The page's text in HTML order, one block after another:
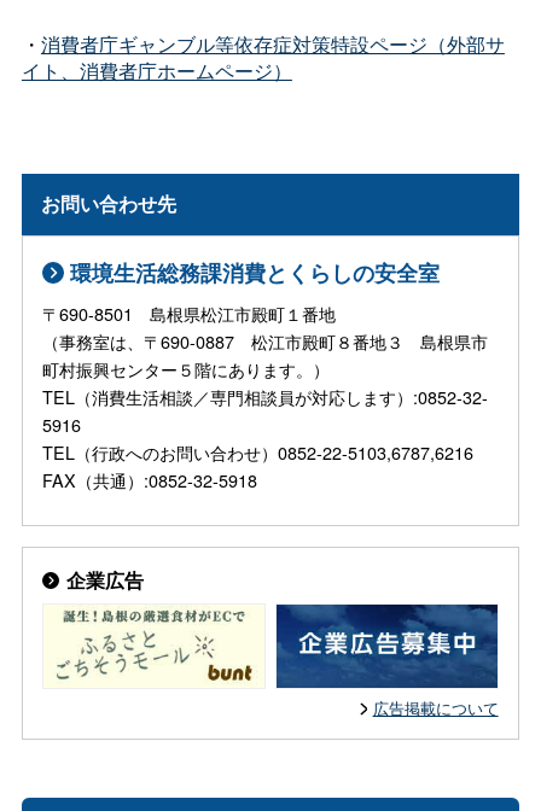
・ 消費者庁ギャンブル等依存症対策特設ページ（外部サ
イト、消費者庁ホームページ）
お問い合わせ先
環境生活総務課消費とくらしの安全室
〒690-8501 島根県松江市殿町１番地
（事務室は、〒690-0887 松江市殿町８番地３ 島根県市
町村振興センター５階にあります。）
TEL（消費生活相談／専門相談員が対応します）:0852-32-
5916
TEL（行政へのお問い合わせ）0852-22-5103,6787,6216
FAX（共通）:0852-32-5918
企業広告
広告掲載について